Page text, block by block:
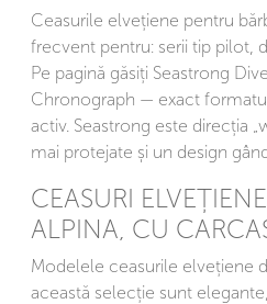
Ceasurile elvețiene pentru
frecvent pentru: serii tip pilot,
Pe pagină găsiți Seastrong
Chronograph — exact
activ. Seastrong este direcția
mai protejate și un design
CEASURI
ALPINA, CU
Modelele ceasurile elvețiene
această selecție sunt